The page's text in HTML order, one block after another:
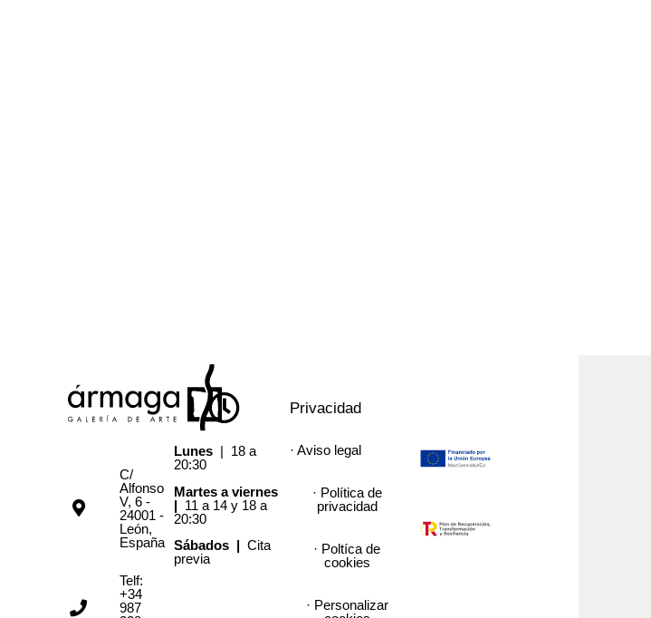
C/
Alfonso
V, 6 -
24001 -
León,
España
Telf:
+34
987
Lunes | 18 a
20:30
Martes a viernes
| 11 a 14 y 18 a
20:30
Sábados |Cita
previa
Privacidad
· Aviso legal
· Política de
privacidad
· Poltíca de
cookies
· Personalizar